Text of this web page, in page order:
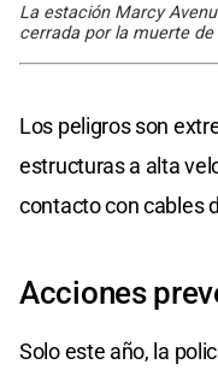
La estación Marcy
cerrada por la muerte
Los peligros son
estructuras a alta
contacto con cables
Acciones
Solo este año, la